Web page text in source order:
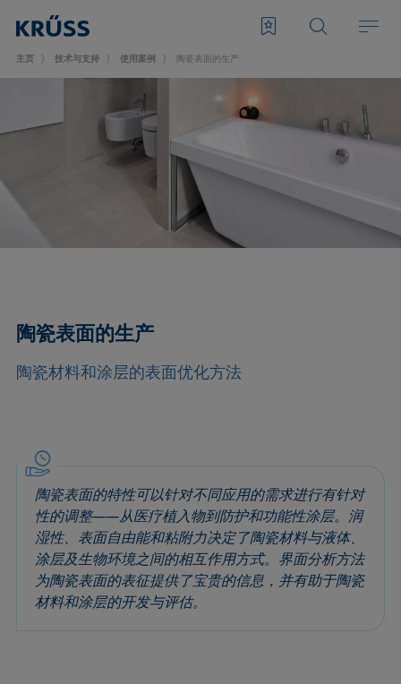
主页 技术与支持 使用案例 陶瓷表面的生产
陶瓷表面的生产
陶瓷材料和涂层的表面优化方法
陶瓷表面的特性可以针对不同应用的需求进行有针对
性的调整——从医疗植入物到防护和功能性涂层。润
湿性、表面自由能和粘附力决定了陶瓷材料与液体、
涂层及生物环境之间的相互作用方式。界面分析方法
为陶瓷表面的表征提供了宝贵的信息，并有助于陶瓷
材料和涂层的开发与评估。